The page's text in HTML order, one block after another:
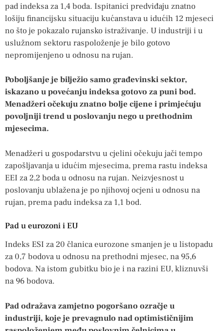
pad indeksa za 1,4 boda. Ispitanici predviđaju znatno
lošiju financijsku situaciju kućanstava u idućih 12 mjeseci
no što je pokazalo rujansko istraživanje. U industriji i u
uslužnom sektoru raspoloženje je bilo gotovo
nepromijenjeno u odnosu na rujan.
Poboljšanje je bilježio samo građevinski sektor,
iskazano u povećanju indeksa gotovo za puni bod.
Menadžeri očekuju znatno bolje cijene i primjećuju
povoljniji trend u poslovanju nego u prethodnim
mjesecima.
Menadžeri u gospodarstvu u cjelini očekuju jači tempo
zapošljavanja u idućim mjesecima, prema rastu indeksa
EEI za 2,2 boda u odnosu na rujan. Neizvjesnost u
poslovanju ublažena je po njihovoj ocjeni u odnosu na
rujan, prema padu indeksa za 1,1 bod.
Pad u eurozoni i EU
Indeks ESI za 20 članica eurozone smanjen je u listopadu
za 0,7 bodova u odnosu na prethodni mjesec, na 95,6
bodova. Na istom gubitku bio je i na razini EU, kliznuvši
na 96 bodova.
Pad odražava zamjetno pogoršano ozračje u
industriji, koje je prevagnulo nad optimističnijim